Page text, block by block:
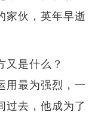
家伙，英年早逝
是什么？
用最为强烈，一
过去，他成为了